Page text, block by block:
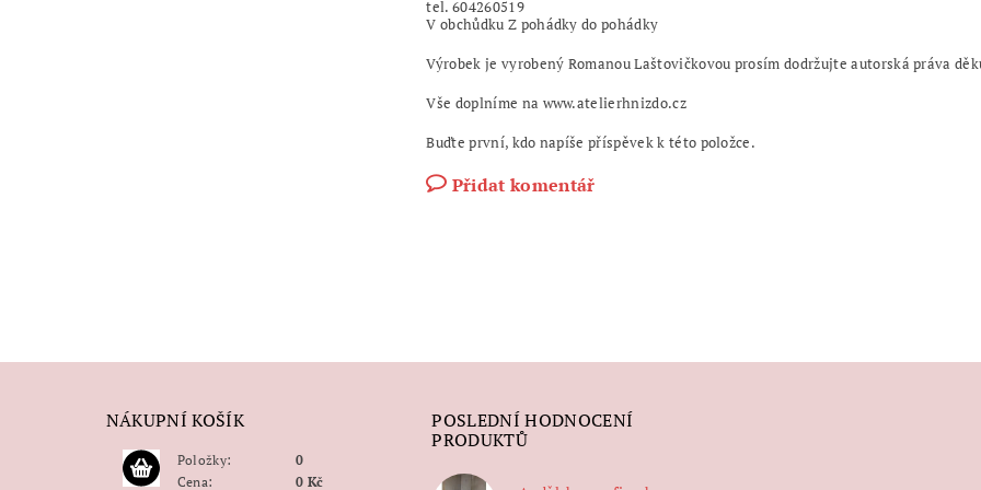
tel. 604260519
V obchůdku Z pohádky do pohádky
Výrobek je vyrobený Romanou Laštovičkovou prosím dodržujte autorská práva
Vše doplníme na www.atelierhnizdo.cz
Buďte první, kdo napíše příspěvek k této položce.
Přidat komentář
NÁKUPNÍ KOŠÍK
Položky:
Cena:
0
0 Kč
POSLEDNÍ HODNOCENÍ
PRODUKTŮ